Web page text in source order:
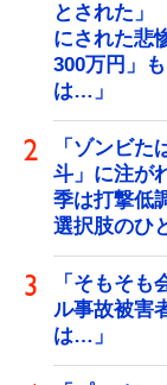
とされた
にされた悲
300万円」
は…」
「ゾンビ
斗」に注が
季は打撃低
選択肢のひ
「そもそ
ル事故被害
は…」